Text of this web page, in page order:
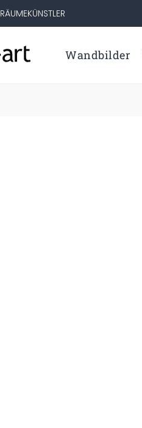
RÄUMEKÜNSTLER
Wandbilder